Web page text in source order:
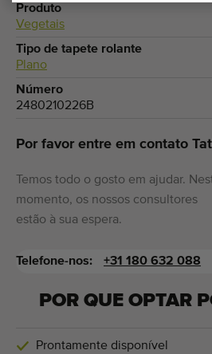
Produto
Vegetais
Tipo de tapete rolante
Plano
Número
2480210226B
Por favor entre em contato
Temos todo o gosto em ajudar.
momento, os nossos consultores
estão à sua espera.
Telefone-nos: +31 180 632 088
POR QUE OPTAR
Prontamente disponível